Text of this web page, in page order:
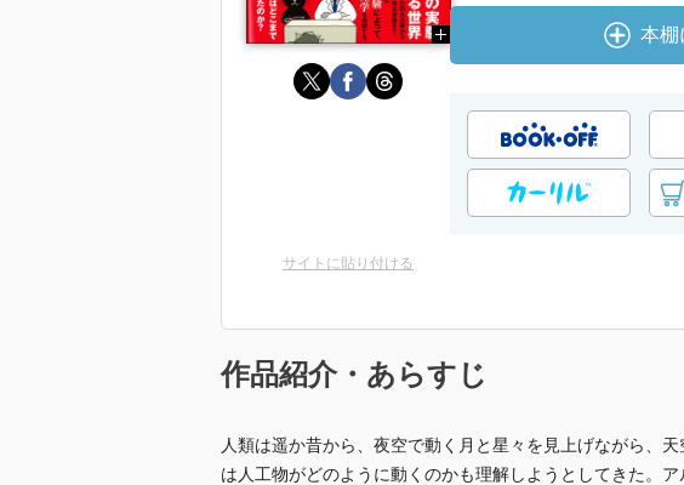
本棚
サイトに貼り付ける
作品紹介・あらすじ
人類は遥か昔から、夜空で動く月と星々を見上げながら、
は人工物がどのように動くのかも理解しようとしてきた。